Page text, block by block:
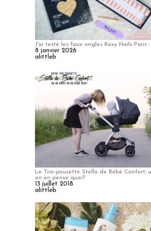
J'ai testé les faux ongles Roxy Nails Paris :
8 janvier 2026
alittleb
Le Trio-pousette Stella de Bébé Confort,
on en pense quoi?
13 juillet 2018
alittleb